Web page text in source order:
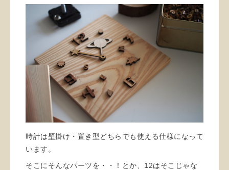
時計は壁掛け・置き型どちらでも使える仕様になって
います。
そこにそんなパーツを・・！とか、12はそこじゃな